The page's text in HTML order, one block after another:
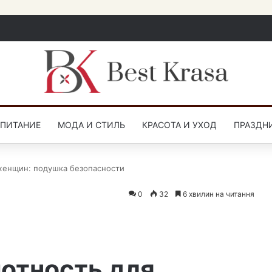
МОДА И СТИЛЬ КРАСОТА И УХОД
подушка безопасности
0 32 6 хвилин на читання